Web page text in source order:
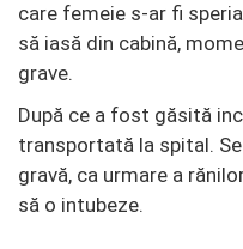
care femeie s-ar fi
să iasă din cabină,
grave.
După ce a fost găsită
transportată la spital.
gravă, ca urmare a
să o intubeze.